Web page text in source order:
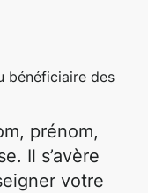
bénéficiaire des
prénom,
Il s’avère
votre